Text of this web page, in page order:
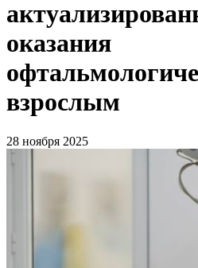
оказания
взрослым
28 ноября 2025